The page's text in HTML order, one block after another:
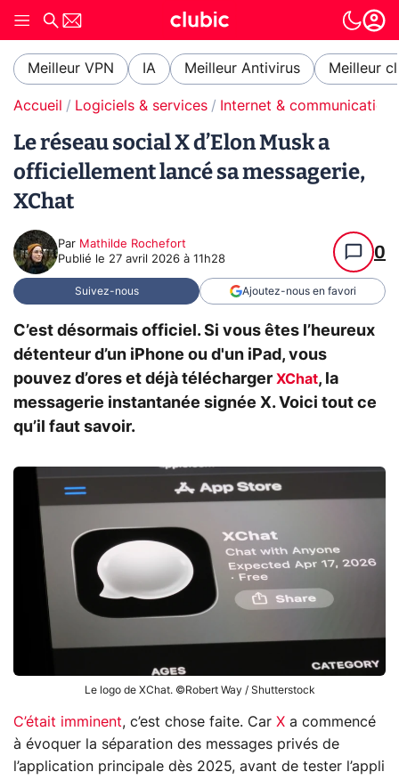
Meilleur VPN IA Meilleur Antivirus Meilleur
Accueil Logiciels & services Internet & communication
Le réseau social X d’Elon Musk a
officiellement lancé sa messagerie,
XChat
Par Mathilde Rochefort
Publié le 27 avril 2026 à 11h28 0
Suivez-nous Ajoutez-nous en favori
C’est désormais officiel. Si vous êtes l’heureux
détenteur d’un iPhone ou d'un iPad, vous
pouvez d’ores et déjà télécharger XChat, la
messagerie instantanée signée X. Voici tout ce
qu’il faut savoir.
Le logo de XChat. ©Robert Way / Shutterstock
C’était imminent, c’est chose faite. Car X a commencé
à évoquer la séparation des messages privés de
l’application principale dès 2025, avant de tester l’appli